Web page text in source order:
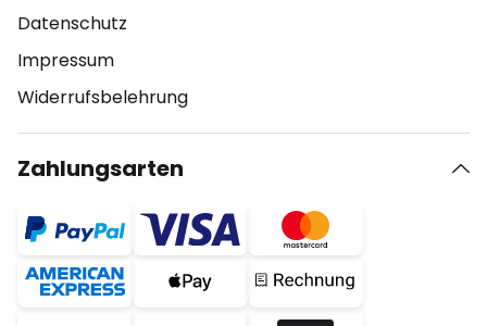
Datenschutz
Impressum
Widerrufsbelehrung
Zahlungsarten